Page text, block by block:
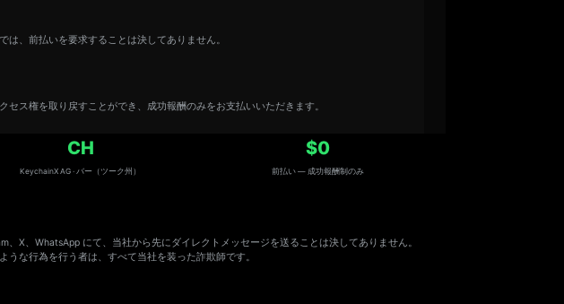
、前払いを要求することは決してありません。
ス権を取り戻すことができ、成功報酬のみをお支払いいただきます。
CH
KeychainX AG · バー（ツーク州）
$0
前払い — 成功報酬制のみ
、X、WhatsApp にて、当社から先にダイレクトメッセージを送ることは決してありません。
な行為を行う者は、すべて当社を装った詐欺師です。